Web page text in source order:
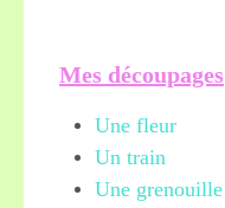
Mes découpages
Une fleur
Un train
Une grenouille